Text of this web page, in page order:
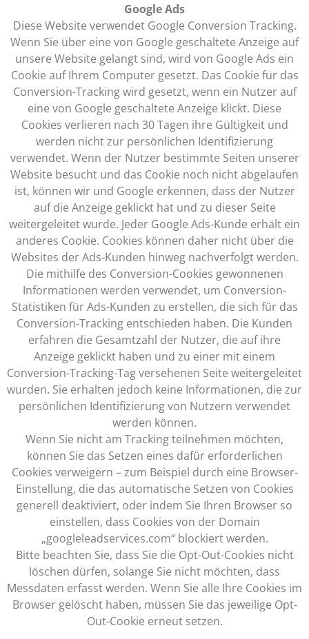
Google Ads
Diese Website verwendet Google Conversion Tracking.
Wenn Sie über eine von Google geschaltete Anzeige auf
unsere Website gelangt sind, wird von Google Ads ein
Cookie auf Ihrem Computer gesetzt. Das Cookie für das
Conversion-Tracking wird gesetzt, wenn ein Nutzer auf
eine von Google geschaltete Anzeige klickt. Diese
Cookies verlieren nach 30 Tagen ihre Gültigkeit und
werden nicht zur persönlichen Identifizierung
verwendet. Wenn der Nutzer bestimmte Seiten unserer
Website besucht und das Cookie noch nicht abgelaufen
ist, können wir und Google erkennen, dass der Nutzer
auf die Anzeige geklickt hat und zu dieser Seite
weitergeleitet wurde. Jeder Google Ads-Kunde erhält ein
anderes Cookie. Cookies können daher nicht über die
Websites der Ads-Kunden hinweg nachverfolgt werden.
Die mithilfe des Conversion-Cookies gewonnenen
Informationen werden verwendet, um Conversion-
Statistiken für Ads-Kunden zu erstellen, die sich für das
Conversion-Tracking entschieden haben. Die Kunden
erfahren die Gesamtzahl der Nutzer, die auf ihre
Anzeige geklickt haben und zu einer mit einem
Conversion-Tracking-Tag versehenen Seite weitergeleitet
wurden. Sie erhalten jedoch keine Informationen, die zur
persönlichen Identifizierung von Nutzern verwendet
werden können.
Wenn Sie nicht am Tracking teilnehmen möchten,
können Sie das Setzen eines dafür erforderlichen
Cookies verweigern – zum Beispiel durch eine Browser-
Einstellung, die das automatische Setzen von Cookies
generell deaktiviert, oder indem Sie Ihren Browser so
einstellen, dass Cookies von der Domain
„googleleadservices.com“ blockiert werden.
Bitte beachten Sie, dass Sie die Opt-Out-Cookies nicht
löschen dürfen, solange Sie nicht möchten, dass
Messdaten erfasst werden. Wenn Sie alle Ihre Cookies im
Browser gelöscht haben, müssen Sie das jeweilige Opt-
Out-Cookie erneut setzen.